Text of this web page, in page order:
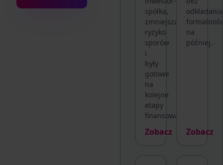
spółka,
zmniejszały
ryzyko
sporów
i
były
gotowe
na
kolejne
etapy
finansowania.
Zobacz
odkładania
na
później.
Zobacz